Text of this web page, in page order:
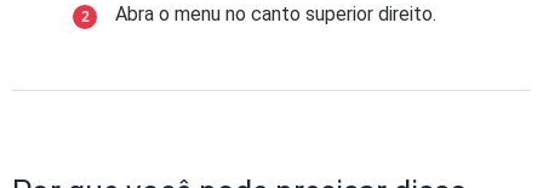
Abra o menu no canto superior direito.